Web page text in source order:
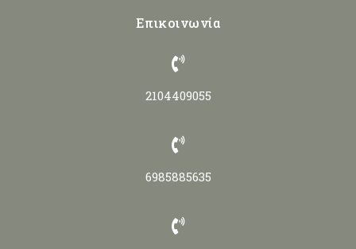
Επικοινωνία
2104409055
6985885635